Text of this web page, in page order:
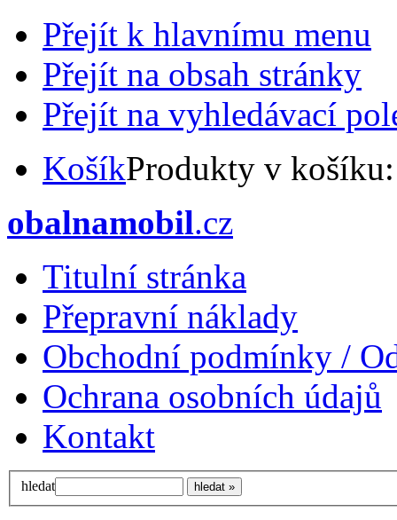
Přejít k hlavnímu menu
Přejít na obsah stránky
Přejít na vyhledávací
KošíkProdukty v
obalnamobil.cz
Titulní stránka
Přepravní náklady
Obchodní podmínky /
Ochrana osobních údajů
Kontakt
hledat